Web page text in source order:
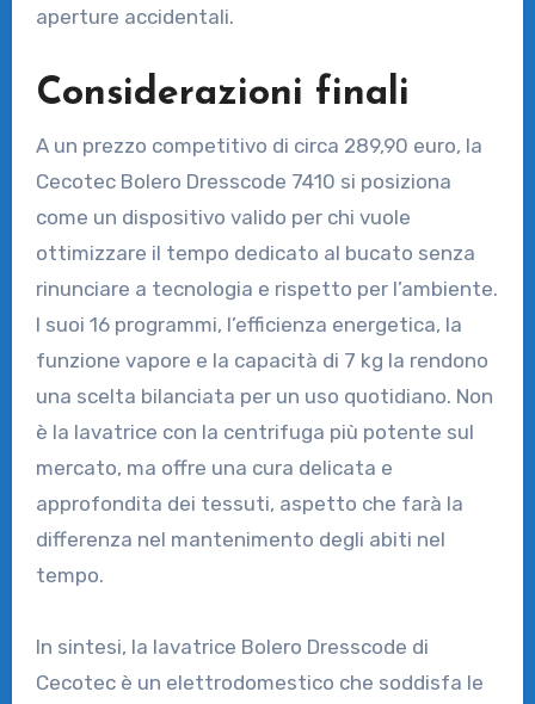
aperture accidentali.
Considerazioni finali
A un prezzo competitivo di circa 289,90 euro, la
Cecotec Bolero Dresscode 7410 si posiziona
come un dispositivo valido per chi vuole
ottimizzare il tempo dedicato al bucato senza
rinunciare a tecnologia e rispetto per l’ambiente.
I suoi 16 programmi, l’efficienza energetica, la
funzione vapore e la capacità di 7 kg la rendono
una scelta bilanciata per un uso quotidiano. Non
è la lavatrice con la centrifuga più potente sul
mercato, ma offre una cura delicata e
approfondita dei tessuti, aspetto che farà la
differenza nel mantenimento degli abiti nel
tempo.
In sintesi, la lavatrice Bolero Dresscode di
Cecotec è un elettrodomestico che soddisfa le